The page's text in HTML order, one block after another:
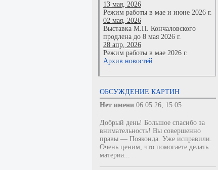
13 мая, 2026
Режим работы в мае и июне 2026 г.
02 мая, 2026
Выставка М.П. Кончаловского
продлена до 8 мая 2026 г.
28 апр, 2026
Режим работы в мае 2026 г.
Архив новостей
ОБСУЖДЕНИЕ КАРТИН
Нет имени 06.05.26, 15:05
Добрый день! Большое спасибо за
внимательность! Вы совершенно
правы — Пояконда. Уже исправили.
Очень ценим, что помогаете делать
материа...